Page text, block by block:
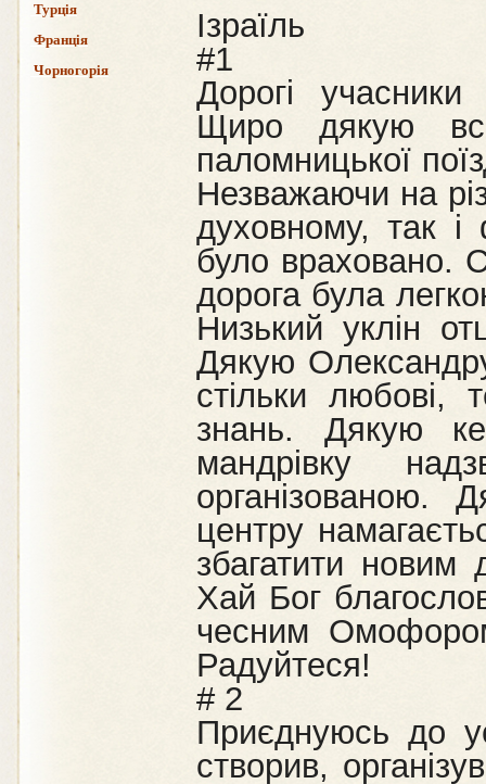
Турція
Франція
Чорногорія
Ізраїль
#1
Дорогі
Щиро дякую
паломницької
Незважаючи на
духовному, так
було враховано.
дорога була
Низький уклін
Дякую
стільки любові,
знань. Дякую
мандрівку
організованою.
центру
збагатити
Хай Бог
чесним
Радуйтеся!
# 2
Приєднуюсь до
створив,